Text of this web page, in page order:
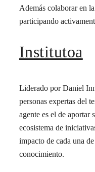
Además colaborar en
participando
Institutoa
Liderado por Daniel
personas expertas del
agente es el de aportar
ecosistema de
impacto de cada una
conocimiento.